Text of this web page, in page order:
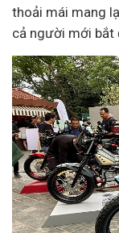
thoải mái mang
cả người mới bắt